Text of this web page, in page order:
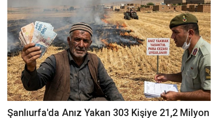
Şanlıurfa'da Anız Yakan 303 Kişiye 21,2 Milyon